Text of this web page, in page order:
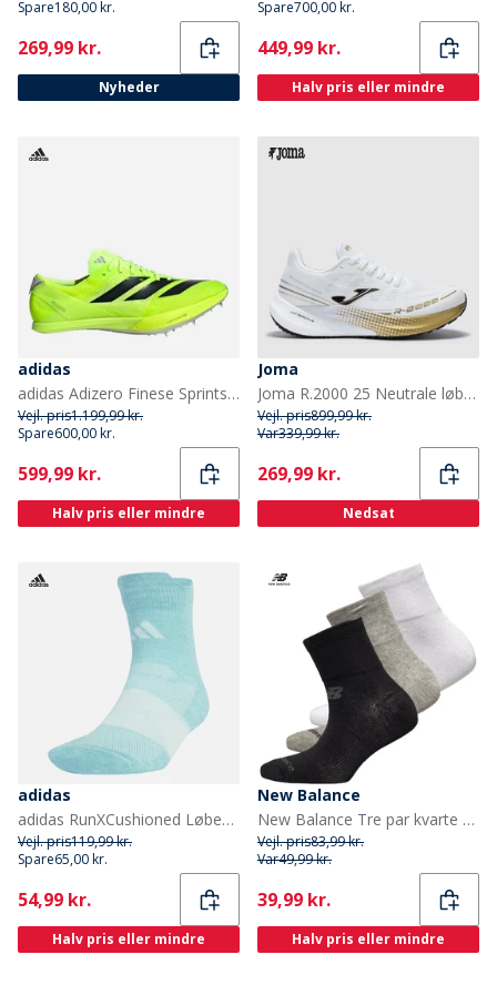
Spare180,00 kr.
Current
269,99 kr.
Nyheder
Spare700,00 kr.
Current
449,99 kr.
Halv pris eller mindre
adidas
adidas Adizero Finese Sprintsko til baneløb Lucid Lemon/Core Black/Halo Silver
Vejl. pris1.199,99 kr.
Spare600,00 kr.
Current
599,99 kr.
Halv pris eller mindre
Joma
Joma R.2000 25 Neutrale løbesko Hvid/Guld White Gold
Vejl. pris899,99 kr.
Var339,99 kr.
Current
269,99 kr.
Nedsat
adidas
adidas RunXCushioned Løbestrømper Mint Ton/Halo Mint
Vejl. pris119,99 kr.
Spare65,00 kr.
Current
54,99 kr.
Halv pris eller mindre
New Balance
New Balance Tre par kvarte strømper Sort/Grå/Hvid
Vejl. pris83,99 kr.
Var49,99 kr.
Current
39,99 kr.
Halv pris eller mindre